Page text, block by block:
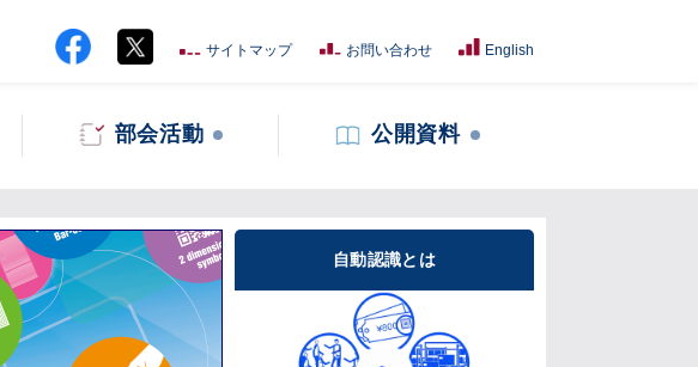
サイトマップ お問い合わせ English
部会活動 公開資料
自動認識とは